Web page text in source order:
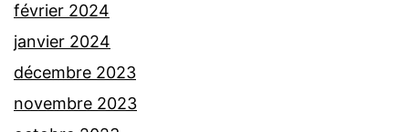
février 2024
janvier 2024
décembre 2023
novembre 2023